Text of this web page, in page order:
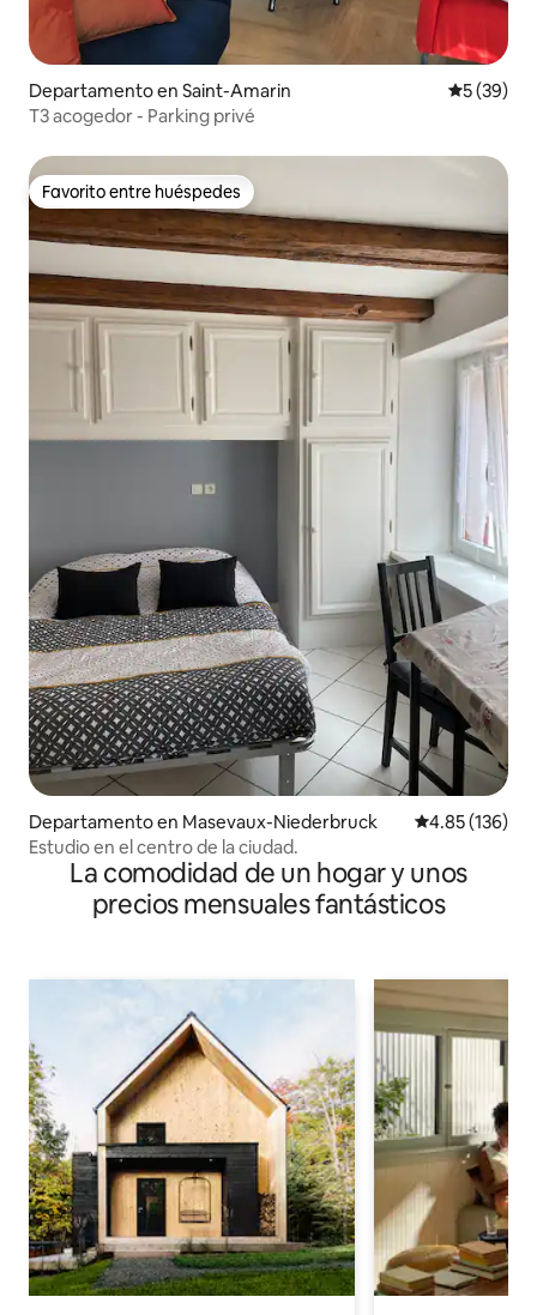
Departamento en Saint-Amarin
5 (39)
T3 acogedor - Parking privé
Favorito entre huéspedes
Favorito entre huéspedes
Departamento en Masevaux-Niederbruck Calificación
4.85 (136)
Estudio en el centro de la ciudad.
La comodidad de un hogar y unos
precios mensuales fantásticos